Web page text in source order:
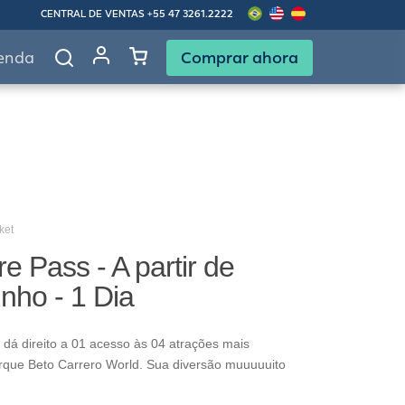
CENTRAL DE VENTAS +55 47 3261.2222
Comprar ahora
Pass - A partir de
- 1 Dia
dá direito a 01 acesso às 04 atrações mais
Beto Carrero World. Sua diversão muuuuuito